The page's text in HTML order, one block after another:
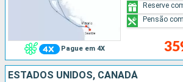
Pague em 4X
Reserve
Pensão
ESTADOS UNIDOS, CANADÁ